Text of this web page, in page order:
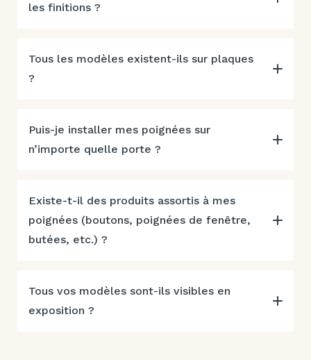
les finitions ?
Tous les modèles existent-ils sur plaques
?
Puis-je installer mes poignées sur
n’importe quelle porte ?
Existe-t-il des produits assortis à mes
poignées (boutons, poignées de fenêtre,
butées, etc.) ?
Tous vos modèles sont-ils visibles en
exposition ?